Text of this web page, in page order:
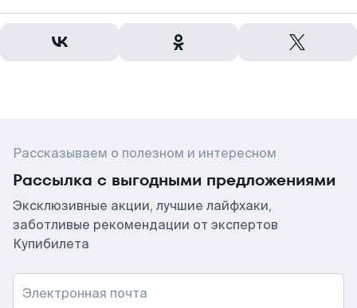
Рассказываем о полезном и интересном
Рассылка с выгодными предложениями
Эксклюзивные акции, лучшие лайфхаки,
заботливые рекомендации от экспертов
Купибилета
Электронная почта